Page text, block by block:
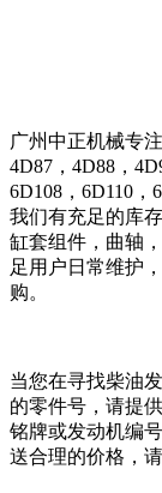
广州中正机械专
4D87，4D88，
6D108，6D110，
我们有充足的库
缸套组件，曲轴
足用户日常维护
购。
当您在寻找柴油
的零件号，请提
铭牌或发动机编
送合理的价格，